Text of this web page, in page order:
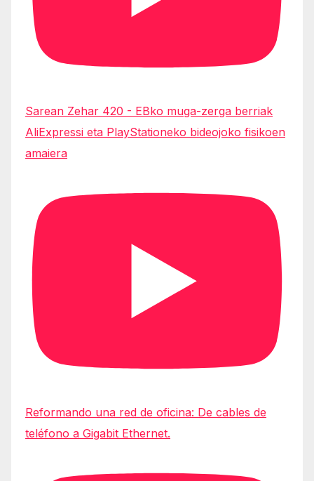
Sarean Zehar 420 - EBko muga-zerga berriak
AliExpressi eta PlayStationeko bideojoko fisikoen
amaiera
Reformando una red de oficina: De cables de
teléfono a Gigabit Ethernet.